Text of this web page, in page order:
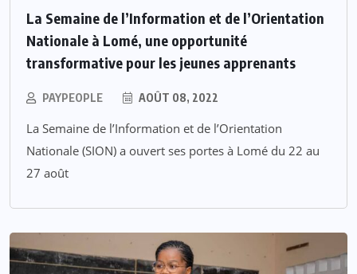
La Semaine de l’Information et de l’Orientation
Nationale à Lomé, une opportunité
transformative pour les jeunes apprenants
PAYPEOPLE AOÛT 08, 2022
La Semaine de l’Information et de l’Orientation
Nationale (SION) a ouvert ses portes à Lomé du 22 au
27 août